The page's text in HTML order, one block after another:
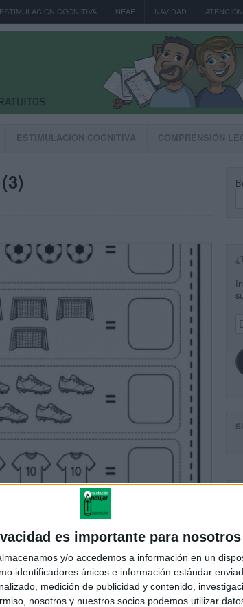
es importante para nosotros
y/o accedemos a información en un
identificadores únicos e información estándar
medición de publicidad y contenido,
nosotros y nuestros socios podemos utilizar
ESTIMULACION COGNITIVA NEAE NAVIDAD ATENCIÓN
ESTIMULACION COGNITIVA COMPRENSIÓN